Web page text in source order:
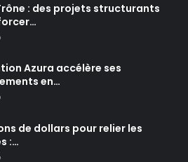
: des projets structurants
Azura accélère ses
en…
de dollars pour relier les
:…